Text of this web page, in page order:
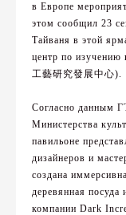
в Европе
этом сообщил 23
Тайваня в этой
центр по
工藝研究發展中心).
Согласно данным
Министерства
павильоне
дизайнеров и
создана
деревянная
компании Dark